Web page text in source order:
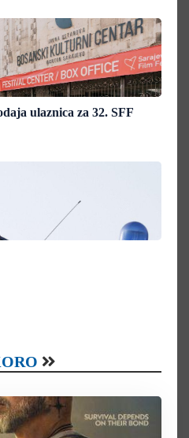
ulaznica za 32. SFF